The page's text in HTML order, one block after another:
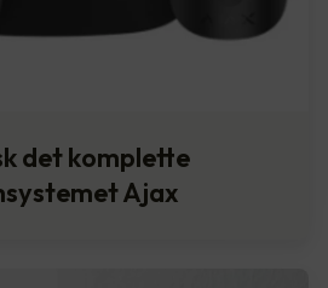
det komplette
Ajax